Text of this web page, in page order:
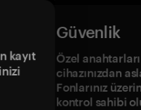
kayıt
Güvenlik
Özel
cihazınızdan
Fonlarınız
kontrol sahibi